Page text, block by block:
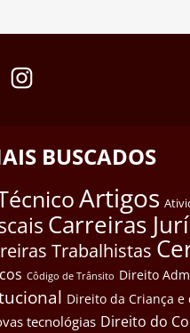
BUSCADOS
Artigos
Carreiras
Trabalhistas
Côdigo de Trânsito Direito
Direito da Criança e
tecnológias Direito do